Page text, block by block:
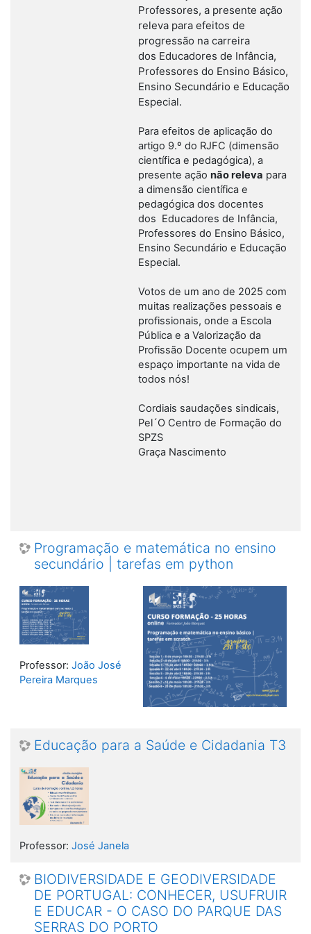
Professores, a presente ação
releva para efeitos de
progressão na carreira
dos Educadores de Infância,
Professores do Ensino Básico,
Ensino Secundário e Educação
Especial.
Para efeitos de aplicação do
artigo 9.º do RJFC (dimensão
científica e pedagógica), a
presente ação não releva para
a dimensão científica e
pedagógica dos docentes
dos Educadores de Infância,
Professores do Ensino Básico,
Ensino Secundário e Educação
Especial.
Votos de um ano de 2025 com
muitas realizações pessoais e
profissionais, onde a Escola
Pública e a Valorização da
Profissão Docente ocupem um
espaço importante na vida de
todos nós!
Cordiais saudações sindicais,
Pel´O Centro de Formação do
SPZS
Graça Nascimento
Programação e matemática no ensino
secundário | tarefas em python
Professor: João José
Pereira Marques
Educação para a Saúde e Cidadania T3
Professor: José Janela
BIODIVERSIDADE E GEODIVERSIDADE
DE PORTUGAL: CONHECER, USUFRUIR
E EDUCAR - O CASO DO PARQUE DAS
SERRAS DO PORTO